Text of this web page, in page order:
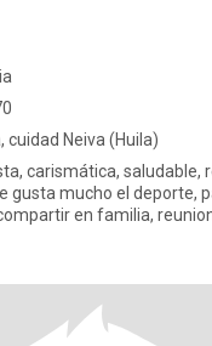
Neiva (Huila)
el deporte, paseos, viajar,
en familia,